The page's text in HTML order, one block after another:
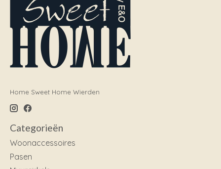
Home Sweet Home Wierden
Categorieën
Woonaccessoires
Pasen